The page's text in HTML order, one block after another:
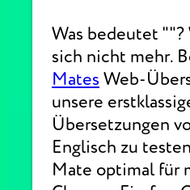
Was bedeutet ""?
sich nicht mehr.
Mates Web-
unsere
Übersetzungen
Englisch zu
Mate optimal für